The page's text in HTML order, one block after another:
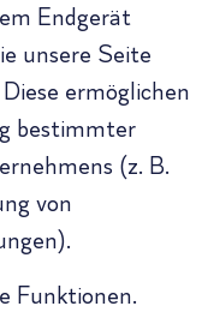
Endgerät
unsere Seite
ermöglichen
bestimmter
(z. B.
von
Funktionen.